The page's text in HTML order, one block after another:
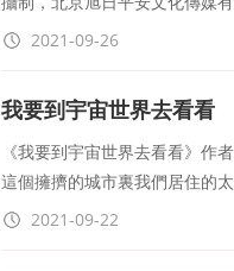
2021-09-26
我要到宇宙世界去看看
《我要到宇宙世界去看看》作
這個擁擠的城市裏我們居住的
2021-09-22